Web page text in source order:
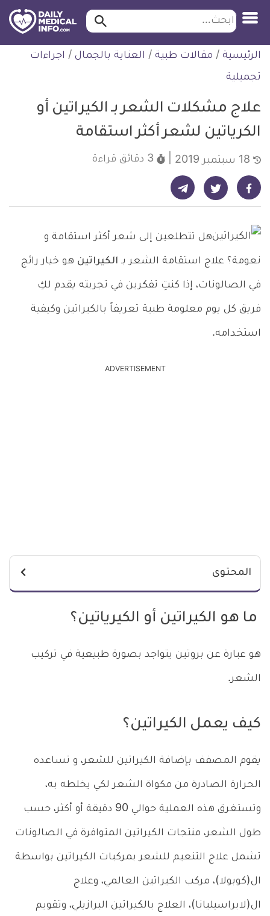
التخطي
للمحتوى
طبية
ابحث ابحث…
الرئيسية / مقالات طبية / العناية بالجمال / اجراءات
تجميلية
علاج مشكلات الشعر بـ الكيراتين أو
الكرياتين لشعر أكثر استقامة
3 دقائق قراءة
شارك على فيسبوك - ديلي ميديكال انفو شارك على تويتر - ديلي ميديكال انفو شارك على تيليجرام - ديلي ميديكال انفو
هل تتطلعين إلى شعر أكثر استقامة و
نعومة؟ علاج استقامة الشعر بـ الكيراتين هو خيار رائج
في الصالونات، إذا كنتِ تفكرين في تجربته يقدم لكِ
فريق كل يوم معلومة طبية تعريفاً بالكيراتين وكيفية
استخدامه.
ADVERTISEMENT
المحتوى
ما هو الكيراتين أو الكيرياتين؟
هو عبارة عن بروتين يتواجد بصورة طبيعية في تركيب
الشعر.
كيف يعمل الكيراتين؟
يقوم المصفف بإضافة الكيراتين للشعر، و تساعده
الحرارة الصادرة من مكواة الشعر لكي يخلطه به،
وتستغرق هذه العملية حوالي 90 دقيقة أو أكثر، حسب
طول الشعر، منتجات الكيراتين المتوافرة في الصالونات
تشمل علاج التنعيم للشعر بمركبات الكيراتين بواسطة
ال(كوبولا)، مركب الكيراتين العالمي، وعلاج
ال(لابراسيليانا)، العلاج بالكيراتين البرازيلي، وتقويم